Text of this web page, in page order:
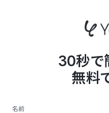
30秒で
無料
名前